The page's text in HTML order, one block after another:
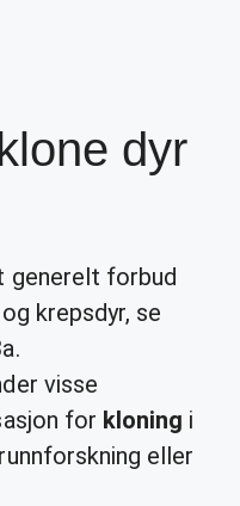
dyr
generelt forbud
krepsdyr, se
visse
for kloning i
eller